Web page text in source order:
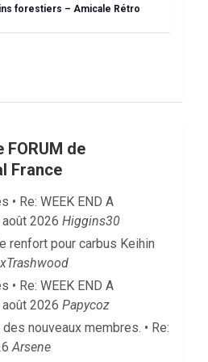
forestiers – Amicale Rétro
de
France
Re: WEEK END A
août 2026 Higgins30
renfort pour carbus Keihin
Re: WEEK END A
août 2026 Papycoz
nouveaux membres. • Re:
Arsene